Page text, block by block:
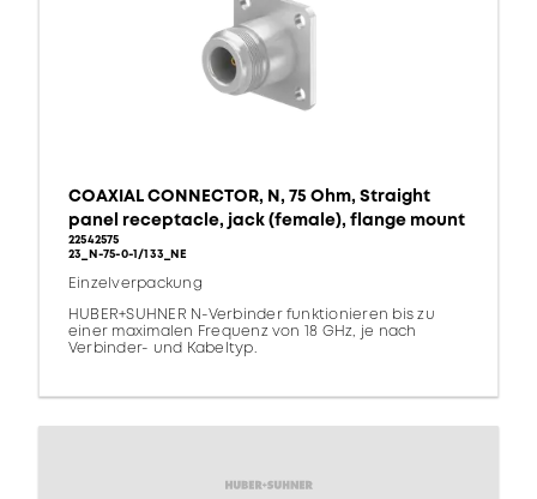
COAXIAL CONNECTOR, N, 75 Ohm, Straight
panel receptacle, jack (female), flange mount
22542575
23_N-75-0-1/133_NE
Einzelverpackung
HUBER+SUHNER N-Verbinder funktionieren bis zu
einer maximalen Frequenz von 18 GHz, je nach
Verbinder- und Kabeltyp.